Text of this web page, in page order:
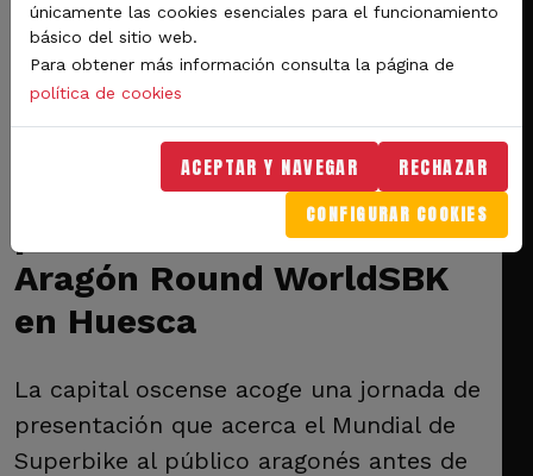
Experiencias Competiciones
MotorLand une territorio y
motor en una
presentación histórica del
Aragón Round WorldSBK
en Huesca
La capital oscense acoge una jornada de
presentación que acerca el Mundial de
Superbike al público aragonés antes de
únicamente las cookies esenciales para el funcionamiento
básico del sitio web.
Para obtener más información consulta la página de
política de cookies
ACEPTAR Y NAVEGAR RECHAZAR
CONFIGURAR COOKIES